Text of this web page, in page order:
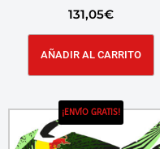
131,05€
AÑADIR AL CARRITO
¡ENVÍO GRATIS!